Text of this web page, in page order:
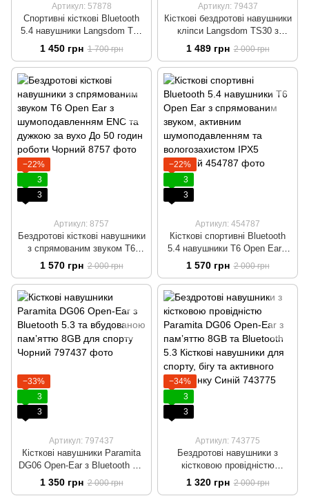
Артикул: 57878
Спортивні кісткові Bluetooth
5.4 навушники Langsdom TE-
10 Pro з шумоподавленням та
кістковою провідністю для
спорту Бежевий
1 450 грн 1 700 грн
Артикул: 79437
Кісткові бездротові навушники
кліпси Langsdom TS30 з
спрямованим звуком,
активним шумоподавленням
та вологозахистом IPX5 До 32
годин роботи
1 489 грн 2 000 грн
−22%
3
3
Артикул: 8757
Бездротові кісткові навушники
з спрямованим звуком T6
Open Ear з шумоподавленням
ENC та дужкою за вухо До 50
годин роботи Чорний
1 570 грн 2 000 грн
−22%
3
3
Артикул: 454787
Кісткові спортивні Bluetooth
5.4 навушники T6 Open Ear з
спрямованим звуком,
активним шумоподавленням
та вологозахистом IPX5
Бежевий
1 570 грн 2 000 грн
−33%
3
3
Артикул: 797437
Кісткові навушники Paramita
DG06 Open-Ear з Bluetooth 5.3
та вбудованою памʼяттю 8GB
для спорту Чорний
1 350 грн 2 000 грн
−34%
3
3
Артикул: 743775
Бездротові навушники з
кістковою провідністю
Paramita DG06 Open-Ear з
памʼяттю 8GB та Bluetooth 5.3
1 320 грн 2 000 грн